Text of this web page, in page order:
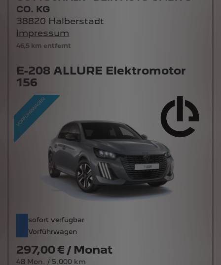
46,5 km entfernt
E-208 ALLURE Elektromotor
156
sofort verfügbar
Vorführwagen
297,00 € / Monat
48 Mon. / 5.000 km
CO. KG
38820 Halberstadt
Impressum